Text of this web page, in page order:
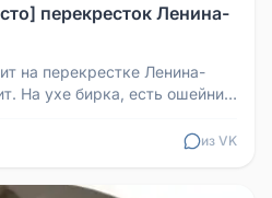
перекресток Ленина-
на перекрестке Ленина-
На ухе бирка, есть ошейник.
из VK